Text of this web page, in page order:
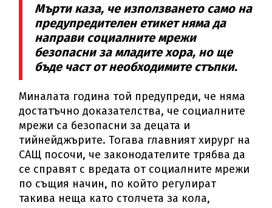
Мърти каза, че използването само на
предупредителен етикет няма да
направи социалните мрежи
безопасни за младите хора, но ще
бъде част от необходимите стъпки.
Миналата година той предупреди, че няма
достатъчно доказателства, че социалните
мрежи са безопасни за децата и
тийнейджърите. Тогава главният хирург на
САЩ посочи, че законодателите трябва да
се справят с вредата от социалните мрежи
по същия начин, по който регулират
такива неща като столчета за кола,